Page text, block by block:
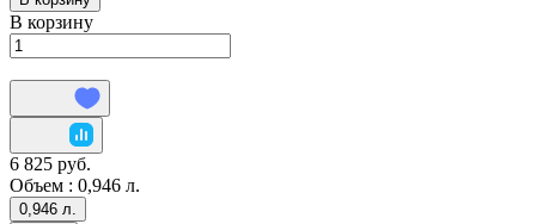
В корзину
6 825 руб.
Объем : 0,946 л.
0,946 л.